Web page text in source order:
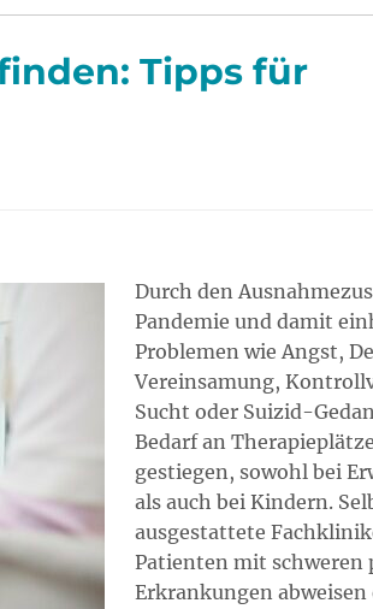
Tipps für
Durch den
Pandemie und damit
Problemen wie Angst,
Vereinsamung,
Sucht oder Suizid-
Bedarf an
gestiegen, sowohl bei
als auch bei Kindern.
ausgestattete
Patienten mit schweren
Erkrankungen abweisen